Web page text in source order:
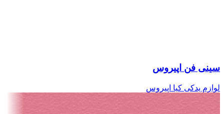
سینی فن اپیروس
لوازم یدکی کیا اپیروس